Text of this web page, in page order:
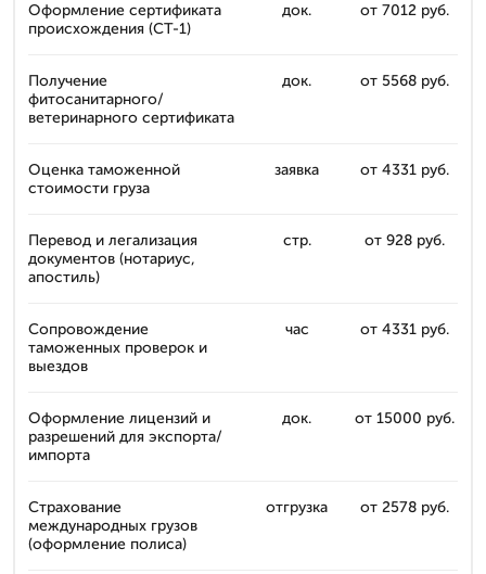
Оформление сертификата
происхождения (СТ-1)
док. от 7012 руб.
Получение
фитосанитарного/
ветеринарного сертификата
док. от 5568 руб.
Оценка таможенной
стоимости груза
заявка от 4331 руб.
Перевод и легализация
документов (нотариус,
апостиль)
стр. от 928 руб.
Сопровождение
таможенных проверок и
выездов
час от 4331 руб.
Оформление лицензий и
разрешений для экспорта/
импорта
док. от 15000 руб.
Страхование
международных грузов
(оформление полиса)
отгрузка от 2578 руб.